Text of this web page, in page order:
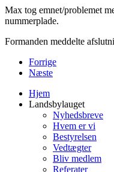
Max tog emnet/problemet
nummerplade.
Formanden meddelte
Forrige
Næste
Hjem
Landsbylauget
Nyhedsbreve
Hvem er vi
Bestyrelsen
Vedtægter
Bliv medlem
Referater